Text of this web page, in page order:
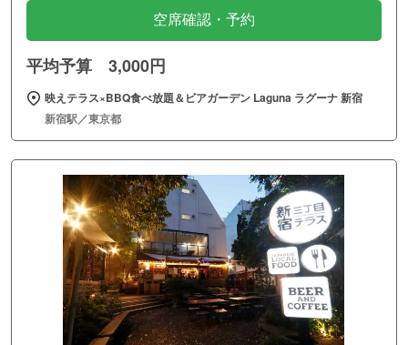
空席確認・予約
平均予算 3,000円
映えテラス×BBQ食べ放題＆ビアガーデン Laguna ラグーナ 新宿
新宿駅／東京都